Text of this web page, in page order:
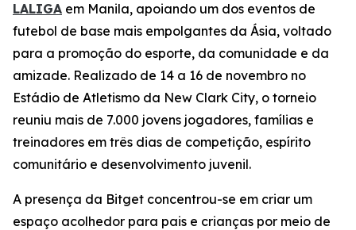
LALIGA em Manila, apoiando um dos eventos de
futebol de base mais empolgantes da Ásia, voltado
para a promoção do esporte, da comunidade e da
amizade. Realizado de 14 a 16 de novembro no
Estádio de Atletismo da New Clark City, o torneio
reuniu mais de 7.000 jovens jogadores, famílias e
treinadores em três dias de competição, espírito
comunitário e desenvolvimento juvenil.
A presença da Bitget concentrou-se em criar um
espaço acolhedor para pais e crianças por meio de